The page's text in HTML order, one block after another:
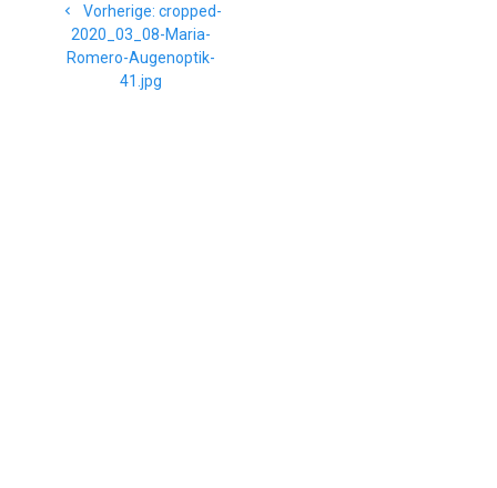
Vorherige: Vorheriger
Beitrag:
cropped-
2020_03_08-Maria-
Romero-Augenoptik-
41.jpg